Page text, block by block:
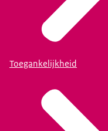
Toegankelijkheid